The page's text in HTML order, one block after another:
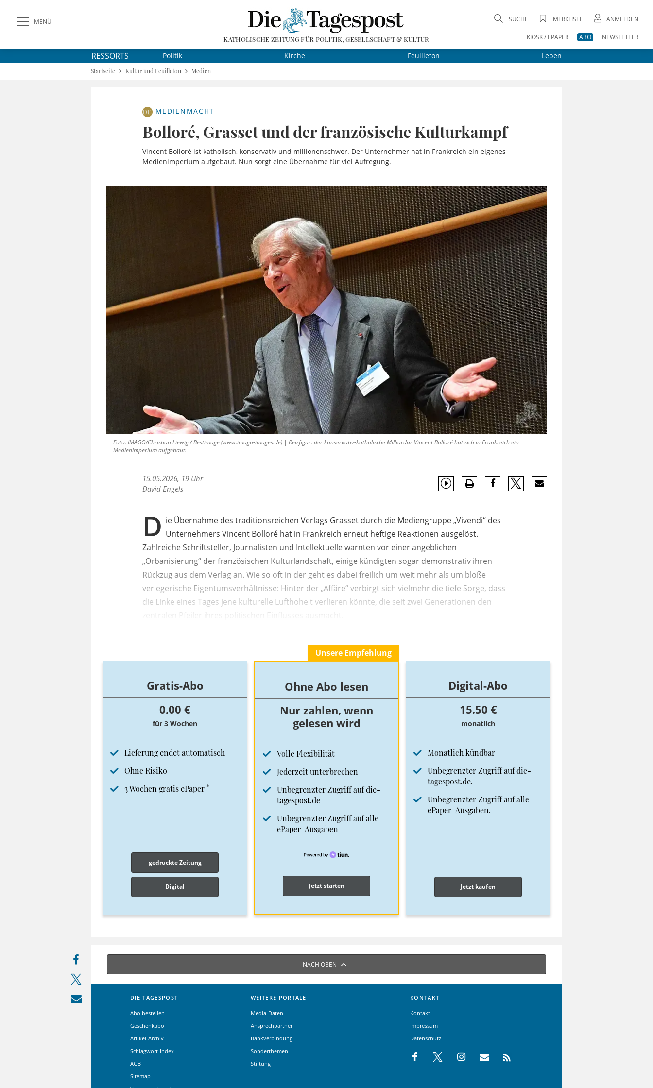
MENÜ
KATHOLISCHE ZEITUNG FÜR POLITIK, GESELLSCHAFT & KULTUR
SUCHE MERKLISTE ANMELDEN
KIOSK / EPAPER ABO NEWSLETTER
RESSORTS Politik Kirche Feuilleton Leben
Startseite Kultur und Feuilleton Medien
MEDIENMACHT
Bolloré, Grasset und der französische Kulturkampf
Vincent Bolloré ist katholisch, konservativ und millionenschwer. Der Unternehmer hat in Frankreich ein eigenes
Medienimperium aufgebaut. Nun sorgt eine Übernahme für viel Aufregung.
Foto: IMAGO/Christian Liewig / Bestimage (www.imago-images.de) | Reizfigur: der konservativ-katholische Milliardär Vincent Bolloré hat sich in Frankreich ein
Medienimperium aufgebaut.
15.05.2026, 19 Uhr
David Engels
D ie Übernahme des traditionsreichen Verlags Grasset durch die Mediengruppe „Vivendi“ des
Unternehmers Vincent Bolloré hat in Frankreich erneut heftige Reaktionen ausgelöst.
Zahlreiche Schriftsteller, Journalisten und Intellektuelle warnten vor einer angeblichen
„Orbanisierung“ der französischen Kulturlandschaft, einige kündigten sogar demonstrativ ihren
Rückzug aus dem Verlag an. Wie so oft in der geht es dabei freilich um weit mehr als um bloße
verlegerische Eigentumsverhältnisse: Hinter der „Affäre“ verbirgt sich vielmehr die tiefe Sorge, dass
die Linke eines Tages jene kulturelle Lufthoheit verlieren könnte, die seit zwei Generationen den
zentralen Pfeiler ihres politischen Einflusses ausmacht.
Gratis-Abo
0,00 €
für 3 Wochen
Lieferung endet automatisch
Ohne Risiko
3 Wochen gratis ePaper *
gedruckte Zeitung
Digital
Unsere Empfehlung
Ohne Abo lesen
Nur zahlen, wenn
gelesen wird
Volle Flexibilität
Jederzeit unterbrechen
Unbegrenzter Zugriff auf die-
tagespost.de
Unbegrenzter Zugriff auf alle
ePaper-Ausgaben
Jetzt starten
Digital-Abo
15,50 €
monatlich
Monatlich kündbar
Unbegrenzter Zugriff auf die-
tagespost.de.
Unbegrenzter Zugriff auf alle
ePaper-Ausgaben.
Jetzt kaufen
NACH OBEN
DIE TAGESPOST
Abo bestellen
Geschenkabo
Artikel-Archiv
Schlagwort-Index
AGB
Sitemap
WEITERE PORTALE
Media-Daten
Ansprechpartner
Bankverbindung
Sonderthemen
Stiftung
KONTAKT
Kontakt
Impressum
Datenschutz